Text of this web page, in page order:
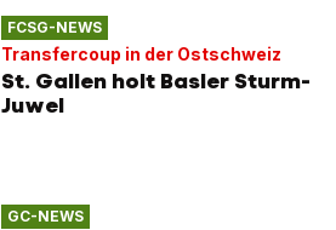
FCSG-NEWS
Transfercoup in der Ostschweiz
St. Gallen holt Basler Sturm-
Juwel
GC-NEWS